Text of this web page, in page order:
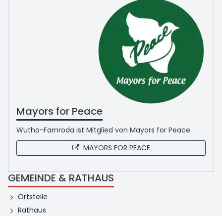
Mayors for Peace
Wutha-Farnroda ist Mitglied von Mayors for Peace.
MAYORS FOR PEACE
GEMEINDE & RATHAUS
Ortsteile
Rathaus